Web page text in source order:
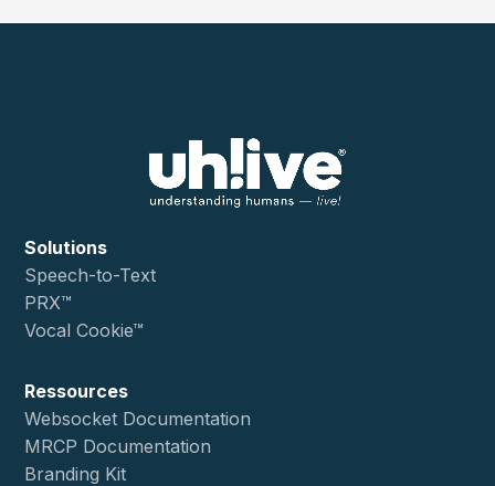
Solutions
Speech-to-Text
PRX™
Vocal Cookie™
Ressources
Websocket Documentation
MRCP Documentation
Branding Kit